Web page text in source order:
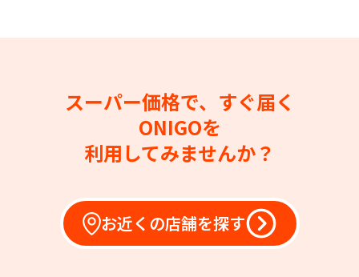
スーパー価格で、すぐ届く
ONIGOを
利用してみませんか？
お近くの店舗を探す